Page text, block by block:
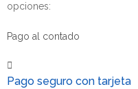
opciones:
Pago al contado
Pago seguro con tarjeta